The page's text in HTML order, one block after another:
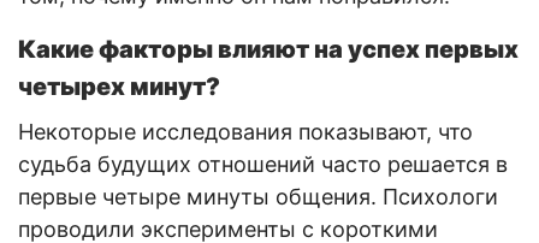
Какие факторы влияют на успех первых
четырех минут?
Некоторые исследования показывают, что
судьба будущих отношений часто решается в
первые четыре минуты общения. Психологи
проводили эксперименты с короткими